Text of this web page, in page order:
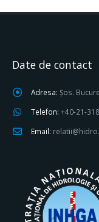
Date de contact
Adresa: Șos.
Telefon: +40-21-
Email: